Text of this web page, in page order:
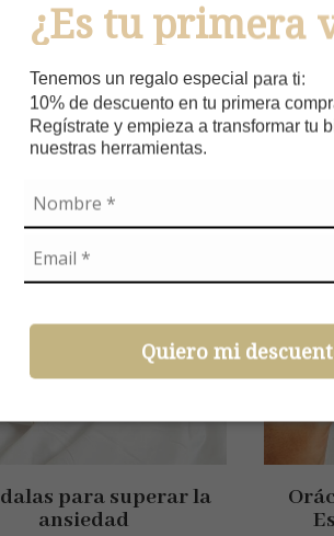
¿Es tu primera
Tenemos un regalo especial para ti:
10% de descuento en tu primera
Regístrate y empieza a transformar tu
nuestras herramientas.
Quiero mi
para superar la
ansiedad